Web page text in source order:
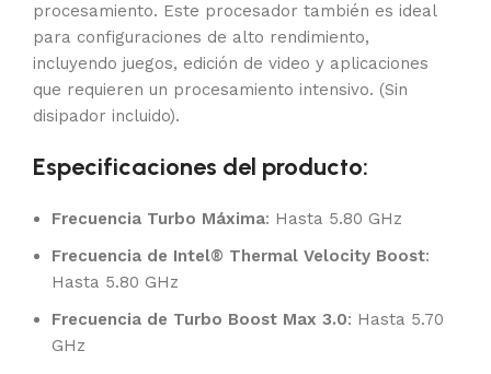
procesamiento. Este procesador también es ideal
para configuraciones de alto rendimiento,
incluyendo juegos, edición de video y aplicaciones
que requieren un procesamiento intensivo. (Sin
disipador incluido).
Especificaciones del producto:
Frecuencia Turbo Máxima: Hasta 5.80 GHz
Frecuencia de Intel® Thermal Velocity Boost:
Hasta 5.80 GHz
Frecuencia de Turbo Boost Max 3.0: Hasta 5.70
GHz